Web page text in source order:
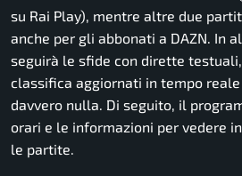
su Rai Play), mentre altre due
anche per gli abbonati a DAZN. In
seguirà le sfide con dirette
classifica aggiornati in tempo
davvero nulla. Di seguito, il
orari e le informazioni per vedere
le partite.